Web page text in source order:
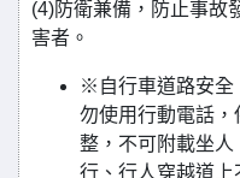
(4)防衛兼備，防止事故
害者。
※自行車道路安全
勿使用行動電話
整，不可附載坐
行、行人穿越道